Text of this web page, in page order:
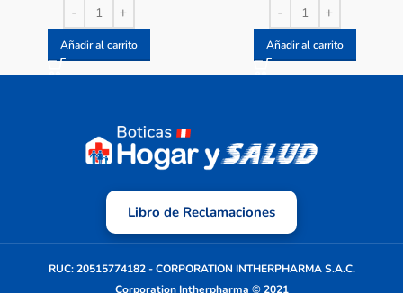
Añadir al carrito Añadir al carrito
Libro de Reclamaciones
RUC: 20515774182 - CORPORATION INTHERPHARMA S.A.C.
Corporation Intherpharma © 2021